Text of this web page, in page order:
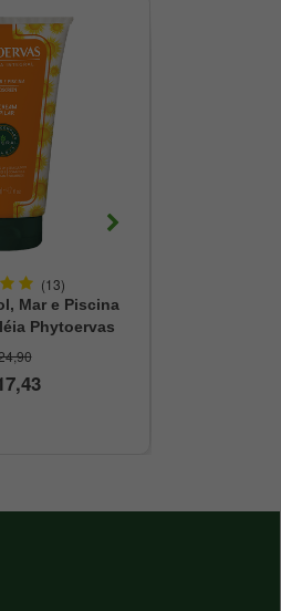
(13)
e Piscina
Phytoervas